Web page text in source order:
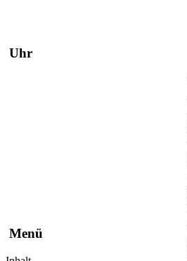
Uhr
Menü